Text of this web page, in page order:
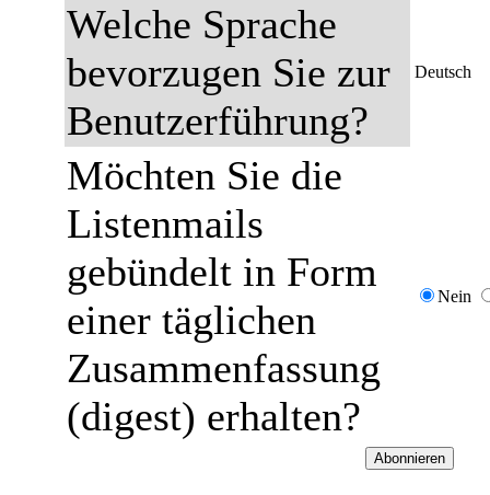
Welche Sprache
bevorzugen Sie zur
Benutzerführung?
Deutsch
Möchten Sie die
Listenmails
gebündelt in Form
einer täglichen
Zusammenfassung
(digest) erhalten?
Nein